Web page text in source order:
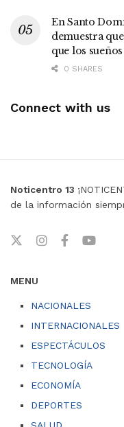
En Santo
demuestra
que los sueños
0 SHARES
Connect with us
Noticentro 13
de la información
MENU
NACIONALES
INTERNACIONALES
ESPECTÁCULOS
TECNOLOGÍA
ECONOMÍA
DEPORTES
SALUD